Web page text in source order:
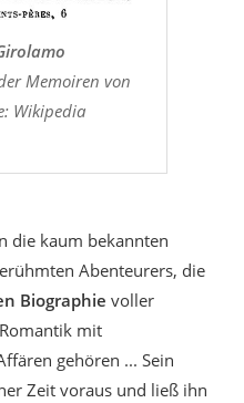
Memoiren von
Wikipedia
die kaum bekannten
Abenteurers, die
Biographie voller
mit
gehören ... Sein
Zeit voraus und ließ ihn